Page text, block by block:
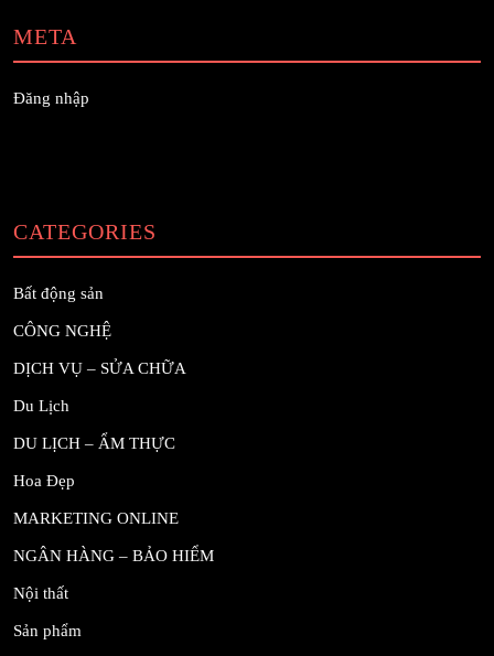
META
Đăng nhập
CATEGORIES
Bất động sản
CÔNG NGHỆ
DỊCH VỤ – SỬA CHỮA
Du Lịch
DU LỊCH – ẨM THỰC
Hoa Đẹp
MARKETING ONLINE
NGÂN HÀNG – BẢO HIỂM
Nội thất
Sản phẩm